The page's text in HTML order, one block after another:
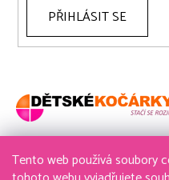
Tento web používá soubory
PŘIHLÁSIT SE
736 611 204